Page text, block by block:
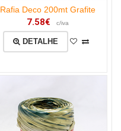
Rafia Deco 200mt Grafite
7.58€ c/iva
DETALHE